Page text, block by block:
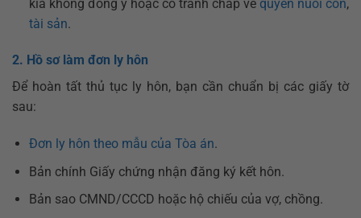
kia không đồng ý hoặc có tranh chấp về quyền nuôi con,
tài sản.
2. Hồ sơ làm đơn ly hôn
Để hoàn tất thủ tục ly hôn, bạn cần chuẩn bị các giấy tờ
sau:
Đơn ly hôn theo mẫu của Tòa án.
Bản chính Giấy chứng nhận đăng ký kết hôn.
Bản sao CMND/CCCD hoặc hộ chiếu của vợ, chồng.